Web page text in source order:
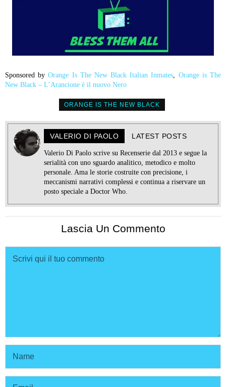
Sponsored byOrange Is The New Black Italian Inmates, Orange is The
New Black – L’Arancione è il nuovo Nero
ORANGE IS THE NEW BLACK
VALERIO DI PAOLO LATEST POSTS
Valerio Di Paolo scrive su Recenserie dal 2013 e segue la
serialità con uno sguardo analitico, metodico e molto
personale. Ama le storie costruite con precisione, i
meccanismi narrativi complessi e continua a riservare un
posto speciale a Doctor Who.
Lascia Un Commento